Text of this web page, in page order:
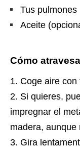
Tus pulmones
Aceite
Cómo
Coge aire
Si quieres,
impregnar el
madera, aunque
Gira